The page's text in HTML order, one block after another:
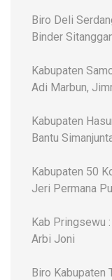
Biro Deli
Binder
Kabupaten
Adi Marbun,
Kabupaten
Bantu
Kabupaten 50
Jeri Permana
Kab Pringsewu :
Arbi Joni
Biro Kabupaten